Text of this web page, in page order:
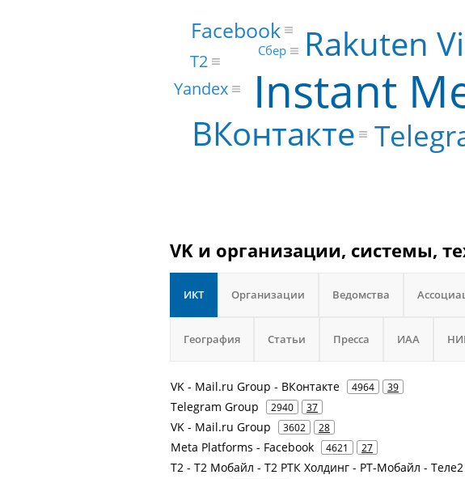
Instant
Rakuten
ВКонтакте
Facebook
Т2
Yandex
Сбер
VK и организации, системы,
ИКТ Организации Ведомства
География Статьи Пресса ИАА
VK - Mail.ru Group - ВКонтакте 4964 39
Telegram Group 2940 37
VK - Mail.ru Group 3602 28
Meta Platforms - Facebook 4621 27
Т2 - Т2 Мобайл - Т2 РТК Холдинг - РТ-Мобайл -